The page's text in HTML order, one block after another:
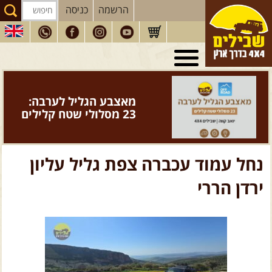
הרשמה כניסה
טיולי 4X4
בארץ
מסעות בעולם
טיוליםלרכב פנאי
הדרכותנהיגה
המדריכיםשלנו
חנותשבילים
פודקאסט ג'יפאות
מאצבע הגליל לערבה:
23 מסלולי שטח קלילים
נחל עמוד עכברה צפת גליל עליון
ירדן הררי